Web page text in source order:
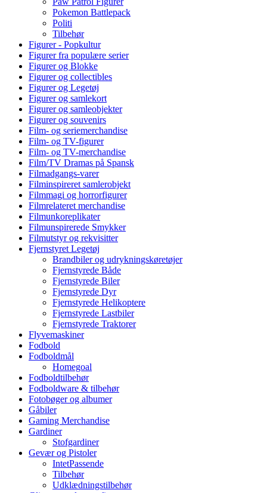
Pokemon Battlepack
Politi
Tilbehør
Figurer - Popkultur
Figurer fra populære serier
Figurer og Blokke
Figurer og collectibles
Figurer og Legetøj
Figurer og samlekort
Figurer og samleobjekter
Figurer og souvenirs
Film- og seriemerchandise
Film- og TV-figurer
Film- og TV-merchandise
Film/TV Dramas på Spansk
Filmadgangs-varer
Filminspireret samlerobjekt
Filmmagi og horrorfigurer
Filmrelateret merchandise
Filmunkoreplikater
Filmunspirerede Smykker
Filmutstyr og rekvisitter
Fjernstyret Legetøj
Brandbiler og udrykningskøretøjer
Fjernstyrede Både
Fjernstyrede Biler
Fjernstyrede Dyr
Fjernstyrede Helikoptere
Fjernstyrede Lastbiler
Fjernstyrede Traktorer
Flyvemaskiner
Fodbold
Fodboldmål
Homegoal
Fodboldtilbehør
Fodboldware & tilbehør
Fotobøger og albumer
Gåbiler
Gaming Merchandise
Gardiner
Stofgardiner
Gevær og Pistoler
IntetPassende
Tilbehør
Udklædningstilbehør